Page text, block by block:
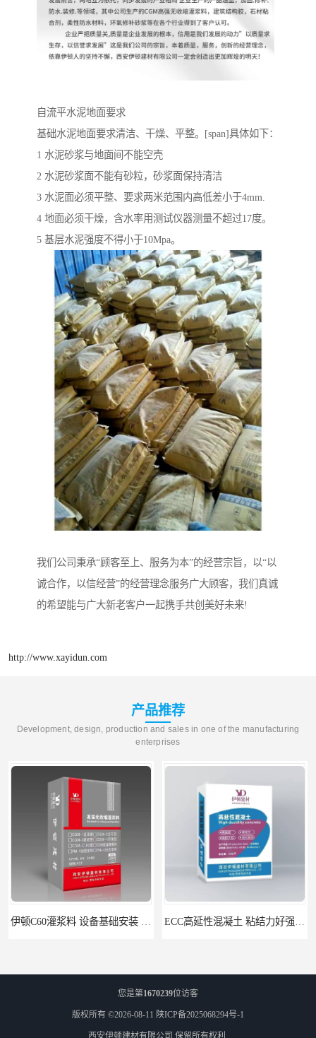
自流平水泥地面要求
基础水泥地面要求清洁、干燥、平整。[span]具体如下：
1 水泥砂浆与地面间不能空壳
2 水泥砂浆面不能有砂粒，砂浆面保持清洁
3 水泥面必须平整、要求两米范围内高低差小于4mm.
4 地面必须干燥，含水率用测试仪器测量不超过17度。
5 基层水泥强度不得小于10Mpa。
我们公司秉承“顾客至上、服务为本”的经营宗旨，以“以
诚合作，以信经营”的经营理念服务广大顾客，我们真诚
的希望能与广大新老客户一起携手共创美好未来!
http://www.xayidun.com
产品推荐
Development, design, production and sales in one of the manufacturing
enterprises
您是第1670239位访客
版权所有 ©2026-08-11 陕ICP备2025068294号-1
西安伊顿建材有限公司 保留所有权利.